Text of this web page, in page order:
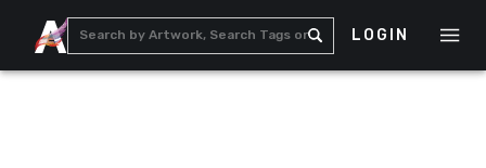
LOGIN